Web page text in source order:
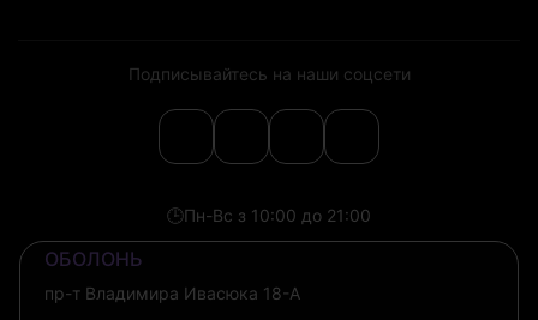
Подписывайтесь на наши соцсети
🕒Пн-Вс з 10:00 до 21:00
ОБОЛОНЬ
пр-т Владимира Ивасюка 18-А